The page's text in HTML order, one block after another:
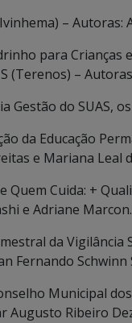
– Autoras:
para Crianças
(Terenos) –
Gestão do SUAS,
da Educação
e Mariana Leal
Quem Cuida: +
e Adriane Marcon.
da Vigilância
Fernando
Municipal
Augusto Ribeiro